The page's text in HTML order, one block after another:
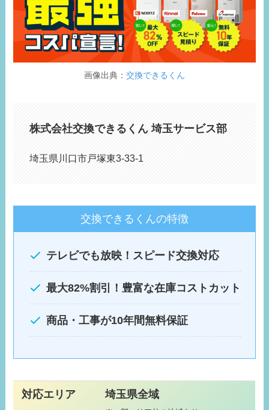
画像出典： 交換できるくん
株式会社交換できるくん 埼玉サービス部
埼玉県川口市戸塚東3-33-1
交換できるくんの特徴
テレビでも放映！スピード交換対応
最大82%割引！豊富な在庫コストカット
商品・工事が10年間無料保証
対応エリア 埼玉県全域